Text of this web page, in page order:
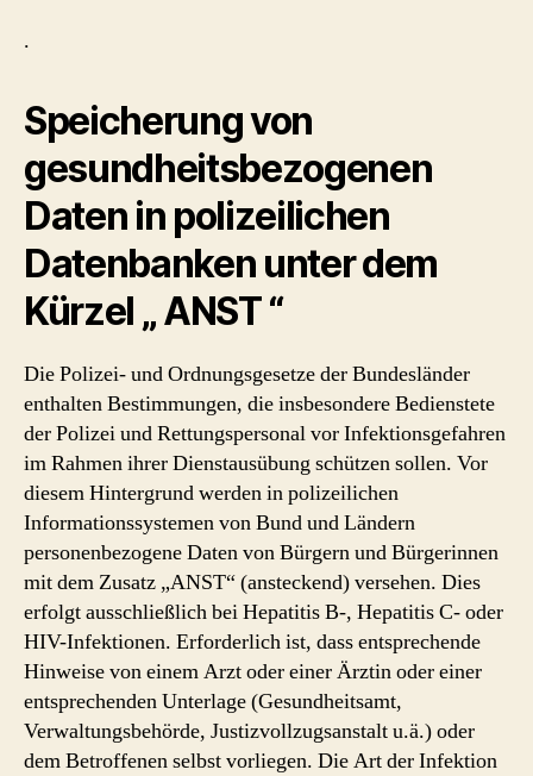
.
Speicherung von
gesundheitsbezogenen
Daten in polizeilichen
Datenbanken unter dem
Kürzel „ ANST “
Die Polizei- und Ordnungsgesetze der Bundesländer
enthalten Bestimmungen, die insbesondere Bedienstete
der Polizei und Rettungspersonal vor Infektionsgefahren
im Rahmen ihrer Dienstausübung schützen sollen. Vor
diesem Hintergrund werden in polizeilichen
Informationssystemen von Bund und Ländern
personenbezogene Daten von Bürgern und Bürgerinnen
mit dem Zusatz „ANST“ (ansteckend) versehen. Dies
erfolgt ausschließlich bei Hepatitis B-, Hepatitis C- oder
HIV-Infektionen. Erforderlich ist, dass entsprechende
Hinweise von einem Arzt oder einer Ärztin oder einer
entsprechenden Unterlage (Gesundheitsamt,
Verwaltungsbehörde, Justizvollzugsanstalt u.ä.) oder
dem Betroffenen selbst vorliegen. Die Art der Infektion